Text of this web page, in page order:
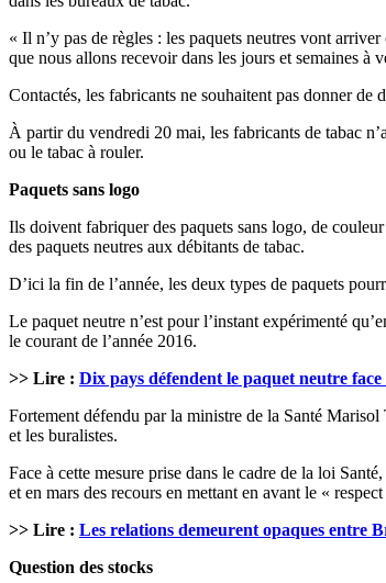
« Il n’y pas de règles : les paquets neutres vont
que nous allons recevoir dans les jours et semaines à
Contactés, les fabricants ne souhaitent pas donner de
À partir du vendredi 20 mai, les fabricants de tabac
ou le tabac à rouler.
Paquets sans logo
Ils doivent fabriquer des paquets sans logo, de
des paquets neutres aux débitants de tabac.
D’ici la fin de l’année, les deux types de paquets
Le paquet neutre n’est pour l’instant expérimenté
le courant de l’année 2016.
>> Lire : Dix pays défendent le paquet neutre
Fortement défendu par la ministre de la Santé
et les buralistes.
Face à cette mesure prise dans le cadre de la loi
et en mars des recours en mettant en avant le «
>> Lire : Les relations demeurent opaques entre
Question des stocks